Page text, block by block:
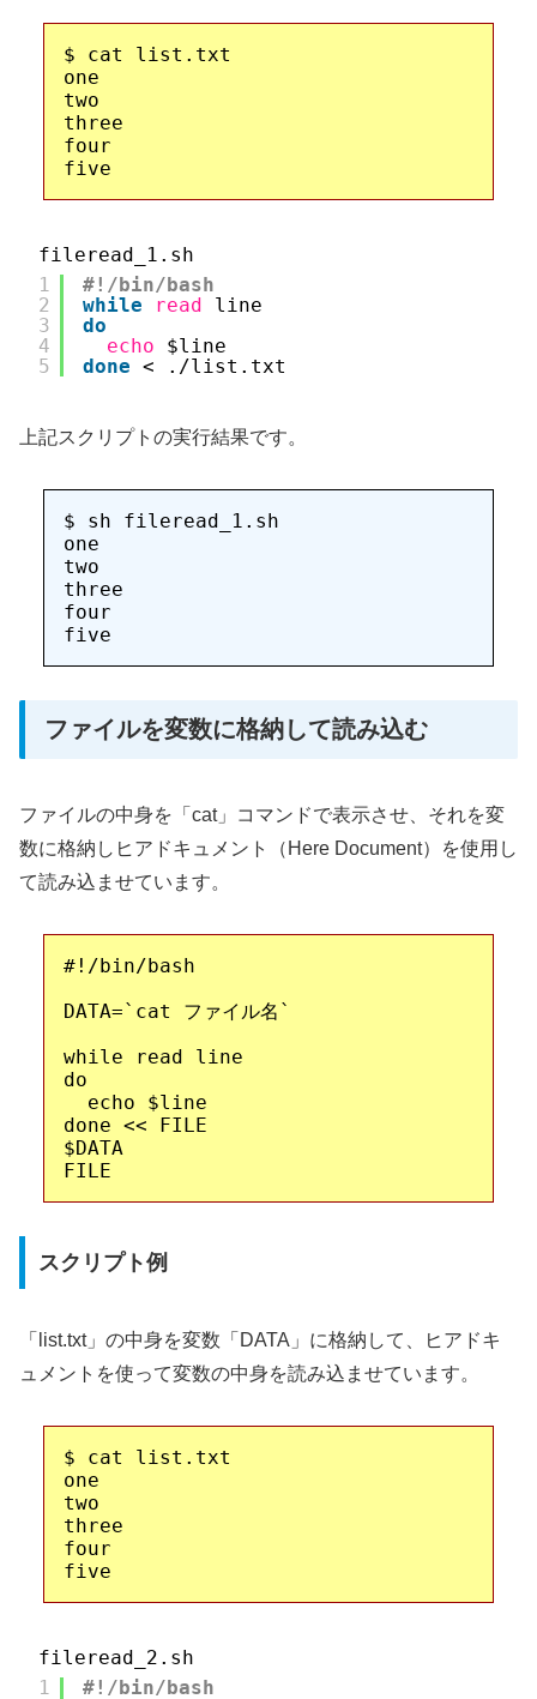
$ cat list.txt
one
two
three
four
fileread_1.sh
1
2
3
4
5
#!/bin/bash
while
read
line
do
echo
$line
done < . /list .txt
上記スクリプトの実行結果です。
$ sh fileread_1.sh
one
two
three
four
ファイルを変数に格納して読み込む
ファイルの中身を「cat」コマンドで表示させ、それを変
数に格納しヒアドキュメント（Here Document）を使用し
て読み込ませています。
#!/bin/bash
DATA=`cat ファイル名`
while read line
do
  echo $line
done << FILE
$DATA
スクリプト例
「list.txt」の中身を変数「DATA」に格納して、ヒアドキ
ュメントを使って変数の中身を読み込ませています。
$ cat list.txt
one
two
three
four
fileread_2.sh
1
#!/bin/bash